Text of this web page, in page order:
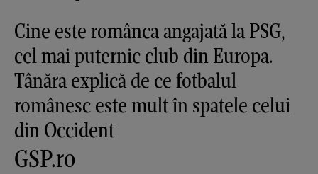
Cine este românca angajată la PSG,
cel mai puternic club din Europa.
Tânăra explică de ce fotbalul
românesc este mult în spatele celui
din Occident
GSP.ro